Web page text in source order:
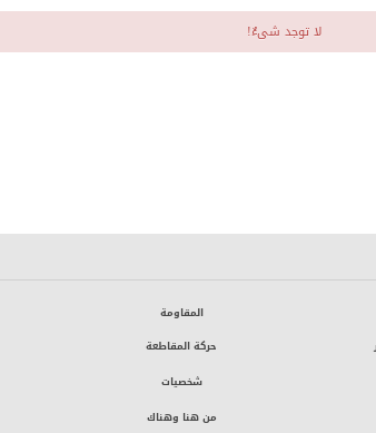
لا توجد شیءٌ!
المقاومة
حركة المقاطعة
شخصيات
من هنا وهناك